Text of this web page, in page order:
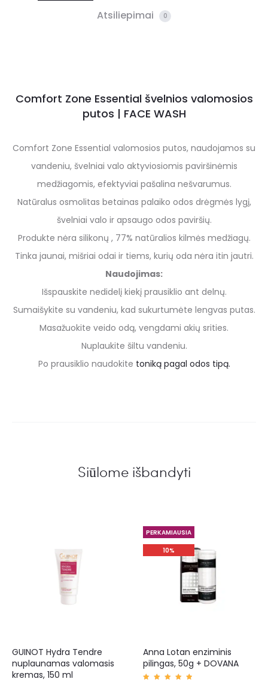
Atsiliepimai 0
Comfort Zone Essential švelnios valomosios
putos | FACE WASH
Comfort Zone Essential valomosios putos, naudojamos su
vandeniu, švelniai valo aktyviosiomis paviršinėmis
medžiagomis, efektyviai pašalina nešvarumus.
Natūralus osmolitas betainas palaiko odos drėgmės lygį,
švelniai valo ir apsaugo odos paviršių.
Produkte nėra silikonų , 77% natūralios kilmės medžiagų.
Tinka jaunai, mišriai odai ir tiems, kurių oda nėra itin jautri.
Naudojimas:
Išspauskite nedidelį kiekį prausiklio ant delnų.
Sumaišykite su vandeniu, kad sukurtumėte lengvas putas.
Masažuokite veido odą, vengdami akių srities.
Nuplaukite šiltu vandeniu.
Po prausiklio naudokite toniką pagal odos tipą.
Siūlome išbandyti
GUINOT Hydra Tendre
nuplaunamas valomasis
kremas, 150 ml
PERKAMIAUSIA
10%
Anna Lotan enziminis
pilingas, 50g + DOVANA